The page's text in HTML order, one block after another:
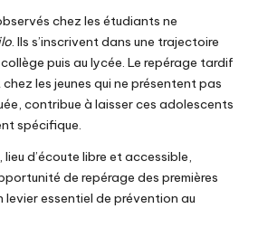
chez les étudiants ne
. Ils s’inscrivent dans une trajectoire
puis au lycée. Le repérage tardif
les jeunes qui ne présentent pas
contribue à laisser ces adolescents
spécifique.
lieu d’écoute libre et accessible,
de repérage des premières
levier essentiel de prévention au